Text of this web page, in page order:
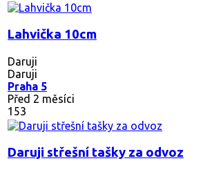
Lahvička 10cm
Daruji
Daruji
Praha 5
Před 2 měsíci
153
Daruji střešní tašky za odvoz